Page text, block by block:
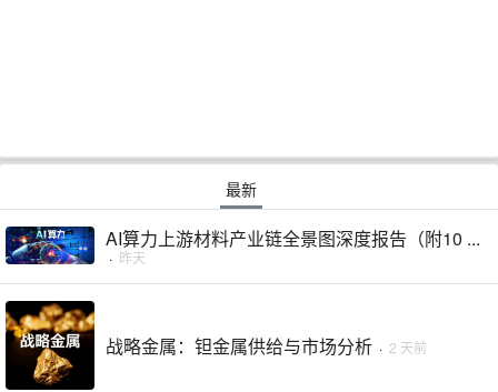
最新
AI算力上游材料产业链全景图深度报告（附10 ...
· 昨天
战略金属：钽金属供给与市场分析 · 2 天前